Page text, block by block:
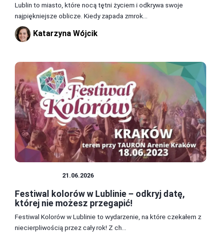
Lublin to miasto, które nocą tętni życiem i odkrywa swoje
najpiękniejsze oblicze. Kiedy zapada zmrok...
Katarzyna Wójcik
21.06.2026
Festiwal kolorów w Lublinie – odkryj datę,
której nie możesz przegapić!
Festiwal Kolorów w Lublinie to wydarzenie, na które czekałem z
niecierpliwością przez cały rok! Z ch...